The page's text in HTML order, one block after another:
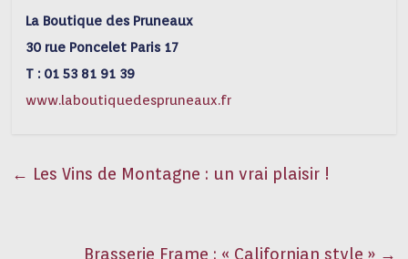
La Boutique des Pruneaux
30 rue Poncelet Paris 17
T : 01 53 81 91 39
www.laboutiquedespruneaux.fr
← Les Vins de Montagne : un vrai plaisir !
Brasserie Frame : « Californian style » →